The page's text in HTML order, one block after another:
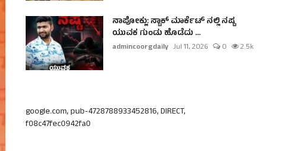
ನಾಪೋಕ್ಲು: ಸ್ಟಾಕ್ ಮಾರ್ಕೆಟ್ ನಲ್ಲಿ ನಷ್ಟ
ಯುವಕ ಗುಂಡು ಹೊಡೆದು ...
admincoorgdaily Jul 11, 2026 0 2.5k
google.com, pub-4728788933452816, DIRECT,
f08c47fec0942fa0